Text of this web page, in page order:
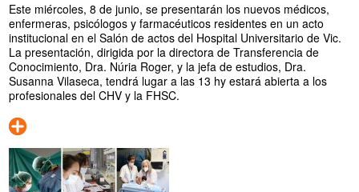
Contacto
Buscador
Traductor
Este miércoles, 8 de junio, se presentarán los nuevos médicos,
enfermeras, psicólogos y farmacéuticos residentes en un acto
institucional en el Salón de actos del Hospital Universitario de Vic.
La presentación, dirigida por la directora de Transferencia de
Conocimiento, Dra. Núria Roger, y la jefa de estudios, Dra.
Susanna Vilaseca, tendrá lugar a las 13 hy estará abierta a los
profesionales del CHV y la FHSC.